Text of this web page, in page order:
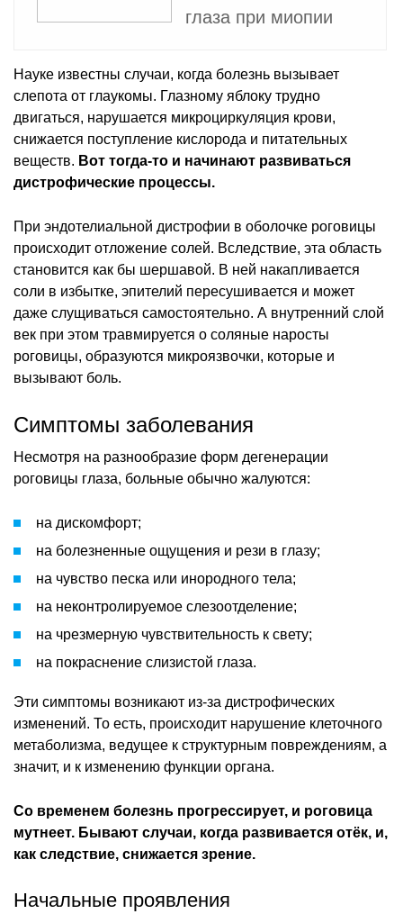
глаза при миопии
Науке известны случаи, когда болезнь вызывает
слепота от глаукомы. Глазному яблоку трудно
двигаться, нарушается микроциркуляция крови,
снижается поступление кислорода и питательных
веществ. Вот тогда-то и начинают развиваться
дистрофические процессы.
При эндотелиальной дистрофии в оболочке роговицы
происходит отложение солей. Вследствие, эта область
становится как бы шершавой. В ней накапливается
соли в избытке, эпителий пересушивается и может
даже слущиваться самостоятельно. А внутренний слой
век при этом травмируется о соляные наросты
роговицы, образуются микроязвочки, которые и
вызывают боль.
Симптомы заболевания
Несмотря на разнообразие форм дегенерации
роговицы глаза, больные обычно жалуются:
на дискомфорт;
на болезненные ощущения и рези в глазу;
на чувство песка или инородного тела;
на неконтролируемое слезоотделение;
на чрезмерную чувствительность к свету;
на покраснение слизистой глаза.
Эти симптомы возникают из-за дистрофических
изменений. То есть, происходит нарушение клеточного
метаболизма, ведущее к структурным повреждениям, а
значит, и к изменению функции органа.
Со временем болезнь прогрессирует, и роговица
мутнеет. Бывают случаи, когда развивается отёк, и,
как следствие, снижается зрение.
Начальные проявления